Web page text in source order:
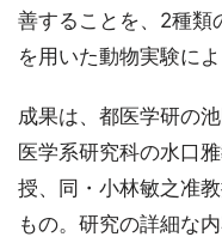
善することを、2種類
を用いた動物実験に
成果は、都医学研の
医学系研究科の水口
授、同・小林敏之准
もの。研究の詳細な